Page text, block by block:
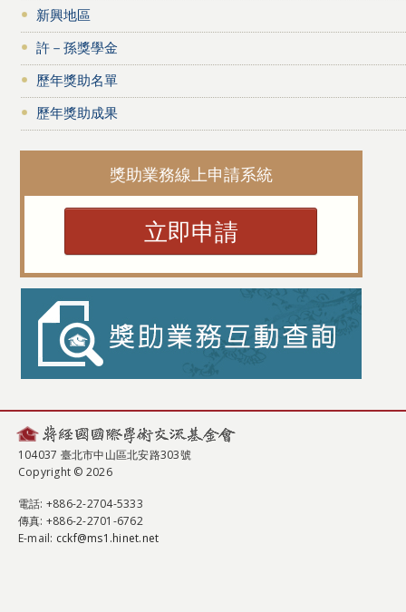
新興地區
許－孫獎學金
歷年獎助名單
歷年獎助成果
獎助業務線上申請系統
立即申請
104037 臺北市中山區北安路303號
Copyright © 2026
電話: +886-2-2704-5333
傳真: +886-2-2701-6762
E-mail: cckf@ms1.hinet.net